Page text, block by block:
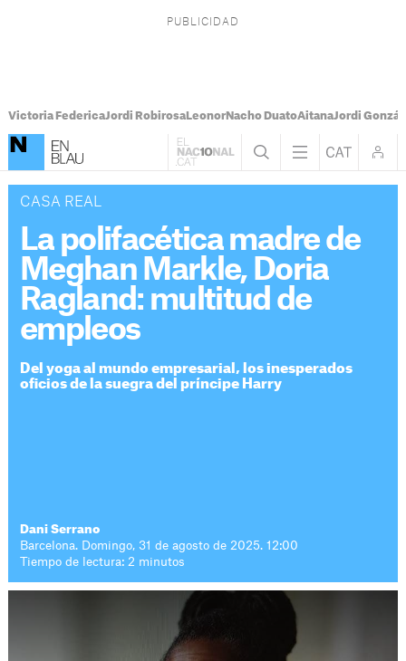
Victoria FedericaJordi RobirosaLeonorNacho DuatoAitanaJordi
CASA REAL
La polifacética madre de
Meghan Markle, Doria
Ragland: multitud de
empleos
Del yoga al mundo empresarial, los inesperados
oficios de la suegra del príncipe Harry
Dani Serrano
Barcelona. Domingo, 31 de agosto de 2025. 12:00
Tiempo de lectura: 2 minutos